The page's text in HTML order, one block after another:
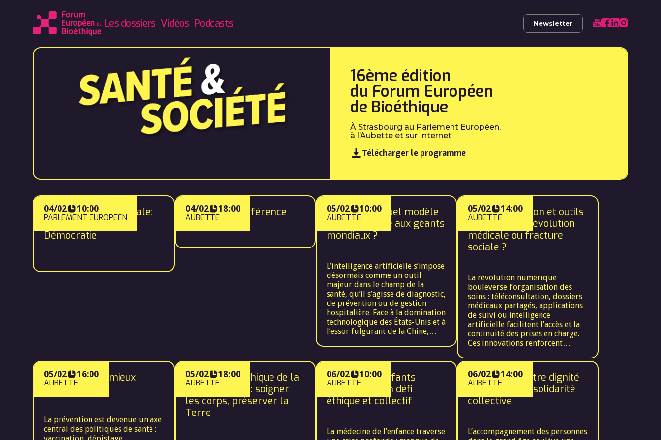
Les dossiers Vidéos Podcasts Newsletter
16ème édition
du Forum Européen
de Bioéthique
À Strasbourg au Parlement Européen,
à l’Aubette et sur Internet
Télécharger le programme
04/02
10:00
PARLEMENT EUROPÉEN
Table ronde Inaugurale:
Santé, Bioéthique et
Démocratie
04/02
18:00
AUBETTE
La Grande Conférence 05/02
10:00
AUBETTE
IA et santé : quel modèle
européen face aux géants
mondiaux ?
L’intelligence artificielle s’impose
désormais comme un outil
majeur dans le champ de la
santé, qu’il s’agisse de diagnostic,
de prévention ou de gestion
hospitalière. Face à la domination
technologique des États-Unis et à
l’essor fulgurant de la Chine,
voie singulière, fondée sur la
régulation, la protection des
données et le respect des droits
fondamentaux. Ce choix met en
lumière une tension bioéthique
entre l’intérêt collectif —
garantir la sécurité, la
individuel, qui peut être de
05/02
14:00
AUBETTE
Téléconsultation et outils
numériques : révolution
médicale ou fracture
sociale ?
La révolution numérique
bouleverse l’organisation des
soins : téléconsultation, dossiers
médicaux partagés, applications
de suivi ou intelligence
artificielle facilitent l’accès et la
continuité des prises en charge.
Ces innovations renforcent
et semblent répondre à un
intérêt collectif, notamment dans
un contexte de démographie
médicale fragile. Mais elles
révèlent aussi de nouvelles
pour les personnes âgées,
précaires ou isolées, perte du
05/02
16:00
AUBETTE
Prévenir pour mieux
soigner !
La prévention est devenue un axe
central des politiques de santé :
05/02
18:00
AUBETTE
Vers une bioéthique de la
santé globale : soigner
les corps, préserver la
Terre
06/02
10:00
AUBETTE
Soigner les enfants
aujourd’hui : un défi
éthique et collectif
La médecine de l’enfance traverse
06/02
14:00
AUBETTE
Grand âge : entre dignité
individuelle et solidarité
collective
L’accompagnement des personnes